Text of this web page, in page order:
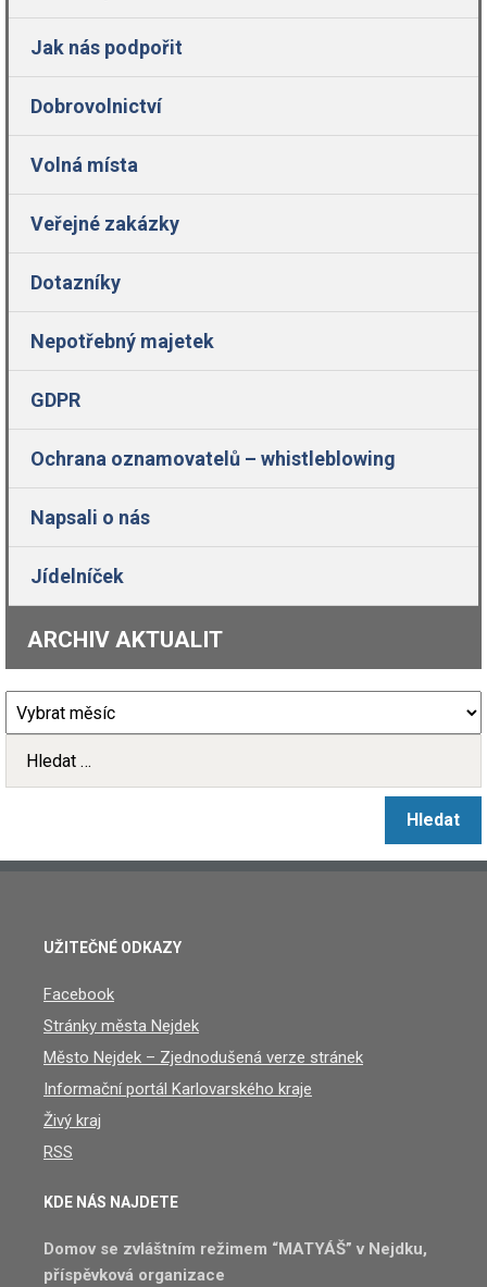
Jak nás podpořit
Dobrovolnictví
Volná místa
Veřejné zakázky
Dotazníky
Nepotřebný majetek
GDPR
Ochrana oznamovatelů – whistleblowing
Napsali o nás
Jídelníček
ARCHIV AKTUALIT
UŽITEČNÉ ODKAZY
Facebook
Stránky města Nejdek
Město Nejdek – Zjednodušená verze stránek
Informační portál Karlovarského kraje
Živý kraj
RSS
KDE NÁS NAJDETE
Domov se zvláštním režimem “MATYÁŠ” v Nejdku,
příspěvková organizace